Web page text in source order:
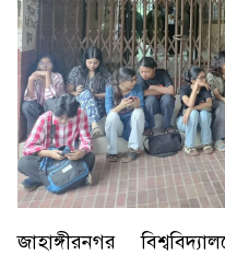
জাহাঙ্গীরনগর